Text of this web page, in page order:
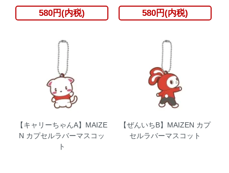
580円(内税) 580円(内税)
【キャリーちゃんA】MAIZE
N カプセルラバーマスコッ
ト
【ぜんいちB】MAIZEN カプ
セルラバーマスコット